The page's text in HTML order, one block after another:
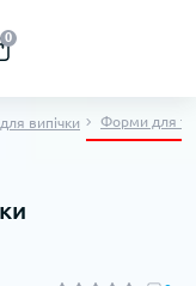
0
випічки Форми для